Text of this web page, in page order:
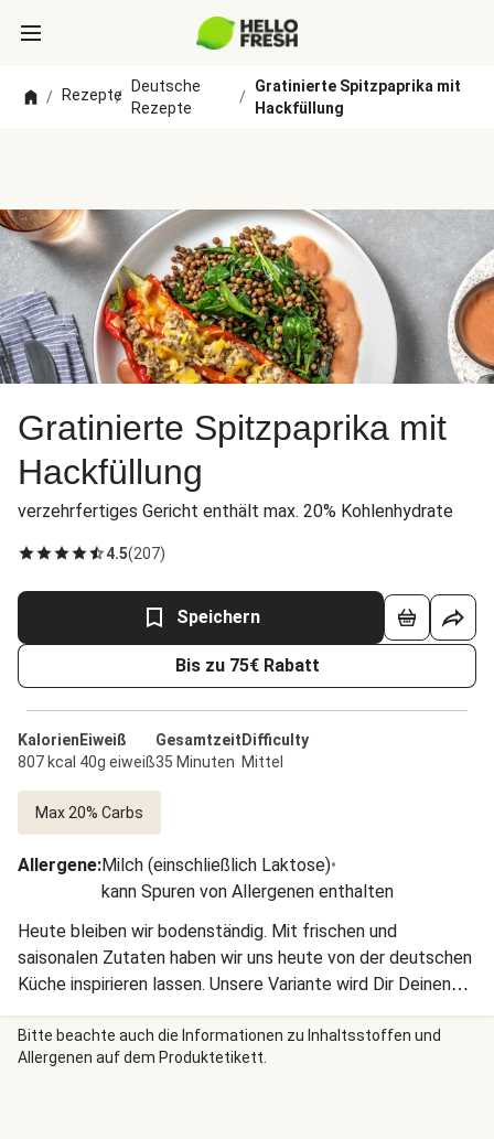
/ Rezepte
/
Deutsche
Rezepte
/
Gratinierte Spitzpaprika mit
Hackfüllung
Gratinierte Spitzpaprika mit
Hackfüllung
verzehrfertiges Gericht enthält max. 20% Kohlenhydrate
4.5(207)
Speichern
Bis zu 75€ Rabatt
Kalorien
807 kcal
Eiweiß
40g eiweiß
Gesamtzeit
35 Minuten
Difficulty
Mittel
Max 20% Carbs
Allergene:Milch (einschließlich Laktose)•
kann Spuren von Allergenen enthalten
Heute bleiben wir bodenständig. Mit frischen und
saisonalen Zutaten haben wir uns heute von der deutschen
Küche inspirieren lassen. Unsere Variante wird Dir Deinen
Abend bestimmt verschönern. Guten Appetit!
Bitte beachte auch die Informationen zu Inhaltsstoffen und
Allergenen auf dem Produktetikett.